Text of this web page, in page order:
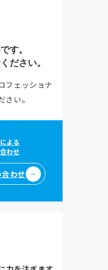
です。
ださい。
フェッショナ
さい。
よる
わせ
わせ